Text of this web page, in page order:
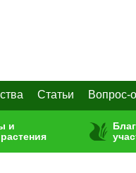
Статьи Вопрос-
и